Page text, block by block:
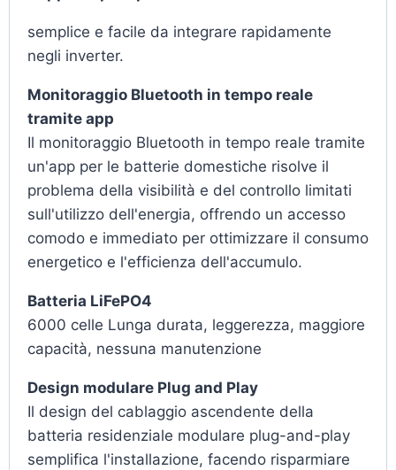
semplice e facile da integrare rapidamente
negli inverter.
Monitoraggio Bluetooth in tempo reale
tramite app
Il monitoraggio Bluetooth in tempo reale tramite
un'app per le batterie domestiche risolve il
problema della visibilità e del controllo limitati
sull'utilizzo dell'energia, offrendo un accesso
comodo e immediato per ottimizzare il consumo
energetico e l'efficienza dell'accumulo.
Batteria LiFePO4
6000 celle Lunga durata, leggerezza, maggiore
capacità, nessuna manutenzione
Design modulare Plug and Play
Il design del cablaggio ascendente della
batteria residenziale modulare plug-and-play
semplifica l'installazione, facendo risparmiare